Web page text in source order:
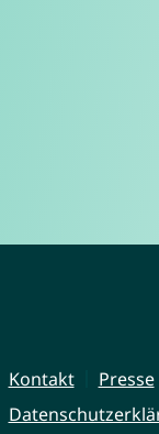
Kontakt Presse